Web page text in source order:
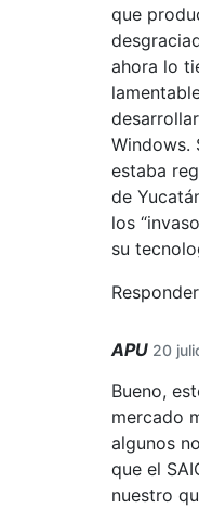
que
ahora lo
Windows.
estaba
de
los
su
Responder
APU 20
Bueno,
mercado
algunos
que el
nuestro